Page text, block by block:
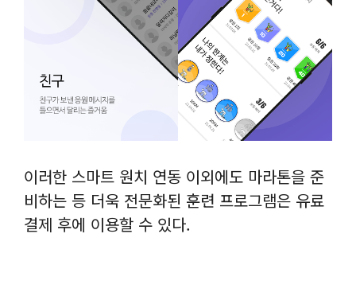
이러한 스마트 원치 연동 이외에도 마라톤을 준
비하는 등 더욱 전문화된 훈련 프로그램은 유료
결제 후에 이용할 수 있다.